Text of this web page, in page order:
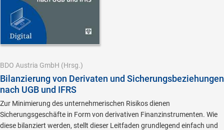
BDO Austria GmbH (Hrsg.)
Bilanzierung von Derivaten und Sicherungsbeziehungen
nach UGB und IFRS
Zur Minimierung des unternehmerischen Risikos dienen
Sicherungsgeschäfte in Form von derivativen Finanzinstrumenten. Wie
diese bilanziert werden, stellt dieser Leitfaden grundlegend einfach und